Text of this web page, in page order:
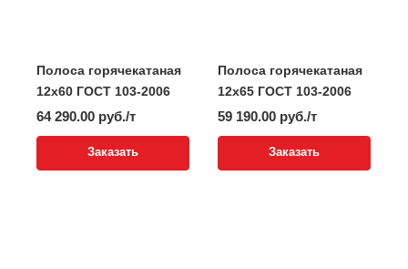
Полоса горячекатаная
12x60 ГОСТ 103-2006
64 290.00 руб./т
Заказать
Полоса горячекатаная
12x65 ГОСТ 103-2006
59 190.00 руб./т
Заказать